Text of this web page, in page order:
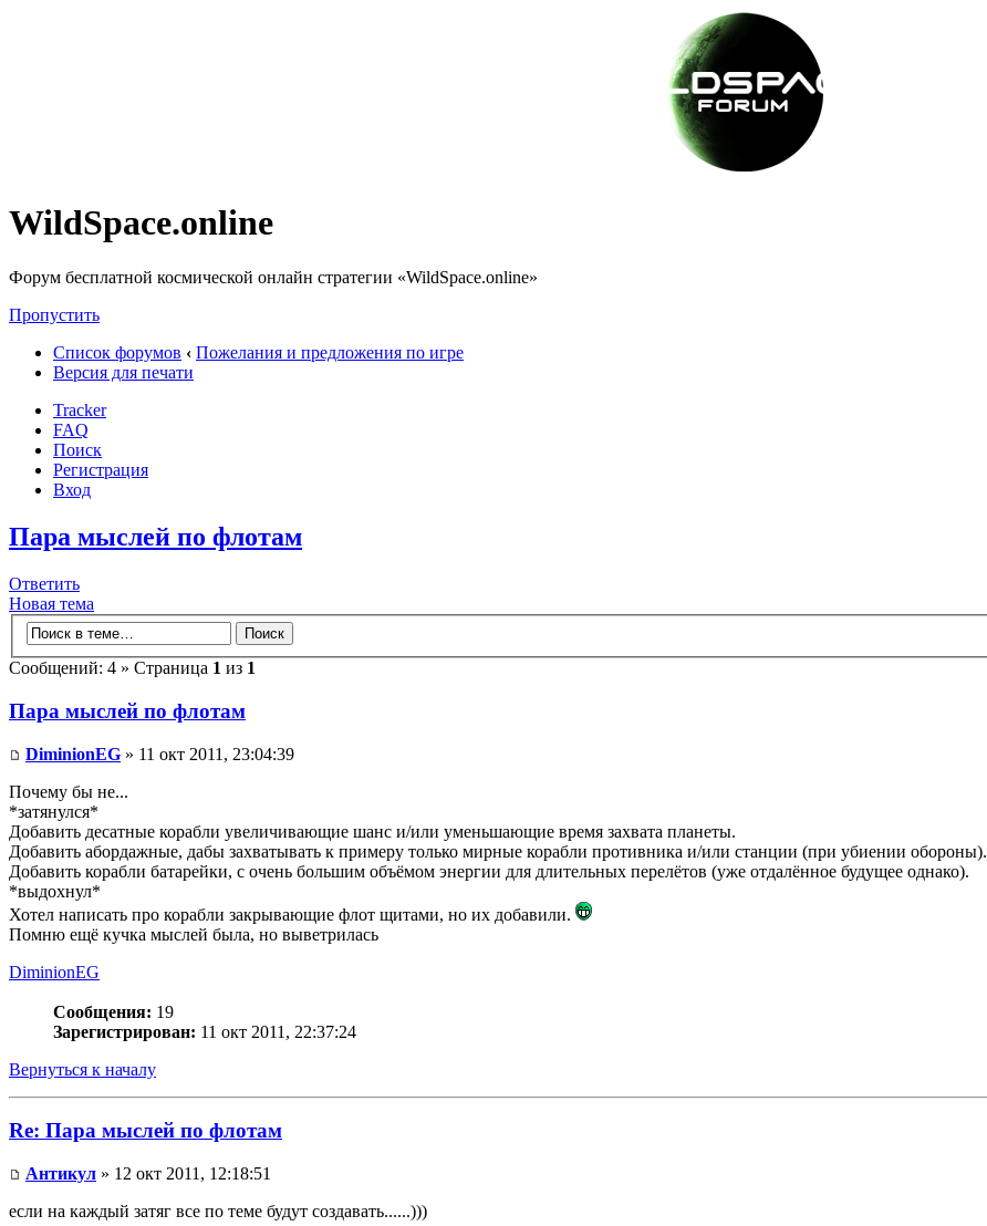
WildSpace.online
Форум бесплатной космической онлайн стратегии «WildSpace.online»
Пропустить
Список форумов ‹ Пожелания и предложения по игре
Версия для печати
Tracker
FAQ
Поиск
Регистрация
Вход
Пара мыслей по флотам
Ответить
Новая тема
Сообщений: 4 » Страница 1 из 1
Пара мыслей по флотам
DiminionEG » 11 окт 2011, 23:04:39
Почему бы не...
*затянулся*
Добавить десатные корабли увеличивающие шанс и/или уменьшающие время захвата планеты.
Добавить абордажные, дабы захватывать к примеру только мирные корабли противника и/или станции (при убиении обороны).
Добавить корабли батарейки, с очень большим объёмом энергии для длительных перелётов (уже отдалённое будущее однако).
*выдохнул*
Хотел написать про корабли закрывающие флот щитами, но их добавили.
Помню ещё кучка мыслей была, но выветрилась
DiminionEG
Сообщения: 19
Зарегистрирован: 11 окт 2011, 22:37:24
Вернуться к началу
Re: Пара мыслей по флотам
Антикул » 12 окт 2011, 12:18:51
если на каждый затяг все по теме будут создавать......)))